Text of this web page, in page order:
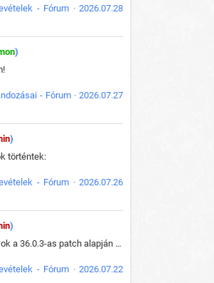
- Fórum · 2026.07.28
)
- Fórum · 2026.07.27
)
történtek:
- Fórum · 2026.07.26
)
Kártya változások a 36.0.3-as patch alapján frissítve az adatbázisban (képek is cserélve).
- Fórum · 2026.07.22